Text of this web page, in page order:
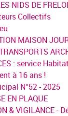
NIDS DE
Collectifs
MAISON
: service Habitat
à 16 ans !
N°52 - 2025
EN PLAQUE
& VIGILANCE -